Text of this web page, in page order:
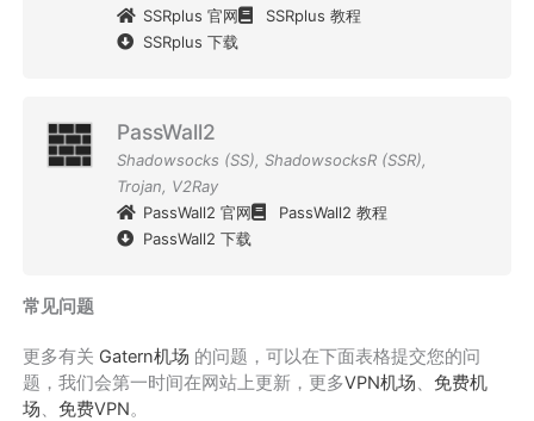
SSRplus 官网
SSRplus 教程
SSRplus 下载
PassWall2
Shadowsocks (SS), ShadowsocksR (SSR),
Trojan, V2Ray
PassWall2 官网
PassWall2 教程
PassWall2 下载
常见问题
更多有关 Gatern机场 的问题，可以在下面表格提交您的问
题，我们会第一时间在网站上更新，更多VPN机场、免费机
场、免费VPN。